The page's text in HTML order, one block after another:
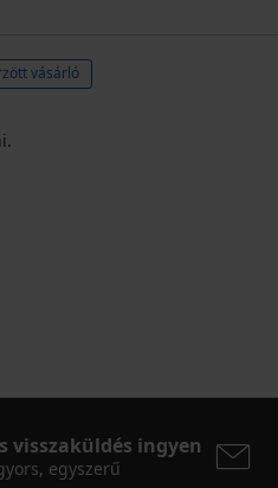
vásárló
visszaküldés ingyen
egyszerű